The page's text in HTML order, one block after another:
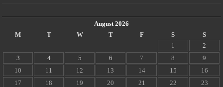
August 2026
M
T W T F S
S
1
2
3
4 5 6 7 8
9
10
11 12 13 14 15
16
17
18 19 20 21 22
23